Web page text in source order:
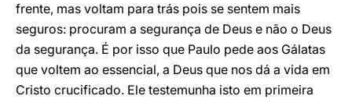
frente, mas voltam para trás pois se sentem mais
seguros: procuram a segurança de Deus e não o Deus
da segurança. É por isso que Paulo pede aos Gálatas
que voltem ao essencial, a Deus que nos dá a vida em
Cristo crucificado. Ele testemunha isto em primeira